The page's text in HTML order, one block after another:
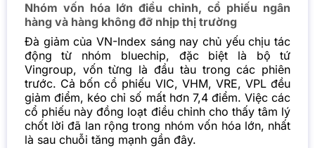
Nhóm vốn hóa lớn điều chỉnh, cổ phiếu ngân
hàng và hàng không đỡ nhịp thị trường
Đà giảm của VN-Index sáng nay chủ yếu chịu tác
động từ nhóm bluechip, đặc biệt là bộ tứ
Vingroup, vốn từng là đầu tàu trong các phiên
trước. Cả bốn cổ phiếu VIC, VHM, VRE, VPL đều
giảm điểm, kéo chỉ số mất hơn 7,4 điểm. Việc các
cổ phiếu này đồng loạt điều chỉnh cho thấy tâm lý
chốt lời đã lan rộng trong nhóm vốn hóa lớn, nhất
là sau chuỗi tăng mạnh gần đây.